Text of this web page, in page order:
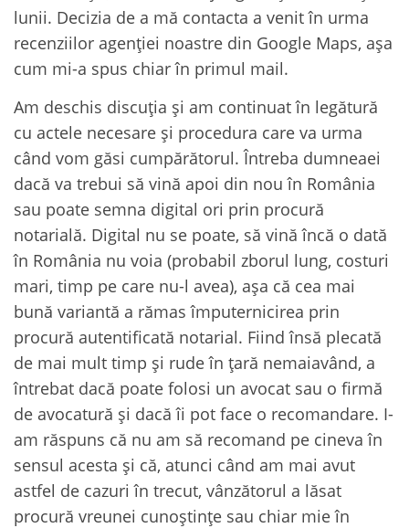
lunii. Decizia de a mă contacta a venit în urma
recenziilor agenției noastre din Google Maps, așa
cum mi-a spus chiar în primul mail.
Am deschis discuția și am continuat în legătură
cu actele necesare și procedura care va urma
când vom găsi cumpărătorul. Întreba dumneaei
dacă va trebui să vină apoi din nou în România
sau poate semna digital ori prin procură
notarială. Digital nu se poate, să vină încă o dată
în România nu voia (probabil zborul lung, costuri
mari, timp pe care nu-l avea), așa că cea mai
bună variantă a rămas împuternicirea prin
procură autentificată notarial. Fiind însă plecată
de mai mult timp și rude în țară nemaiavând, a
întrebat dacă poate folosi un avocat sau o firmă
de avocatură și dacă îi pot face o recomandare. I-
am răspuns că nu am să recomand pe cineva în
sensul acesta și că, atunci când am mai avut
astfel de cazuri în trecut, vânzătorul a lăsat
procură vreunei cunoștințe sau chiar mie în